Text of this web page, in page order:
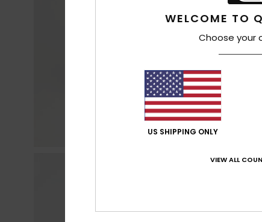
WELCOME TO
Choose your
US SHIPPING ONLY
VIEW ALL